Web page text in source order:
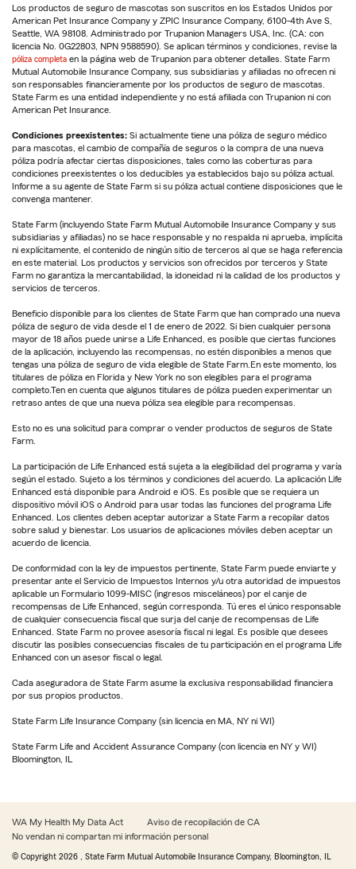
Los productos de seguro de mascotas son suscritos en los Estados Unidos por
American Pet Insurance Company y ZPIC Insurance Company, 6100-4th Ave S,
Seattle, WA 98108. Administrado por Trupanion Managers USA, Inc. (CA: con
licencia No. 0G22803, NPN 9588590). Se aplican términos y condiciones, revise la
póliza completa en la página web de Trupanion para obtener detalles. State Farm
Mutual Automobile Insurance Company, sus subsidiarias y afiliadas no ofrecen ni
son responsables financieramente por los productos de seguro de mascotas.
State Farm es una entidad independiente y no está afiliada con Trupanion ni con
American Pet Insurance.
Condiciones preexistentes: Si actualmente tiene una póliza de seguro médico
para mascotas, el cambio de compañía de seguros o la compra de una nueva
póliza podría afectar ciertas disposiciones, tales como las coberturas para
condiciones preexistentes o los deducibles ya establecidos bajo su póliza actual.
Informe a su agente de State Farm si su póliza actual contiene disposiciones que le
convenga mantener.
State Farm (incluyendo State Farm Mutual Automobile Insurance Company y sus
subsidiarias y afiliadas) no se hace responsable y no respalda ni aprueba, implícita
ni explícitamente, el contenido de ningún sitio de terceros al que se haga referencia
en este material. Los productos y servicios son ofrecidos por terceros y State
Farm no garantiza la mercantabilidad, la idoneidad ni la calidad de los productos y
servicios de terceros.
Beneficio disponible para los clientes de State Farm que han comprado una nueva
póliza de seguro de vida desde el 1 de enero de 2022. Si bien cualquier persona
mayor de 18 años puede unirse a Life Enhanced, es posible que ciertas funciones
de la aplicación, incluyendo las recompensas, no estén disponibles a menos que
tengas una póliza de seguro de vida elegible de State Farm.En este momento, los
titulares de póliza en Florida y New York no son elegibles para el programa
completo.Ten en cuenta que algunos titulares de póliza pueden experimentar un
retraso antes de que una nueva póliza sea elegible para recompensas.
Esto no es una solicitud para comprar o vender productos de seguros de State
Farm.
La participación de Life Enhanced está sujeta a la elegibilidad del programa y varía
según el estado. Sujeto a los términos y condiciones del acuerdo. La aplicación Life
Enhanced está disponible para Android e iOS. Es posible que se requiera un
dispositivo móvil iOS o Android para usar todas las funciones del programa Life
Enhanced. Los clientes deben aceptar autorizar a State Farm a recopilar datos
sobre salud y bienestar. Los usuarios de aplicaciones móviles deben aceptar un
acuerdo de licencia.
De conformidad con la ley de impuestos pertinente, State Farm puede enviarte y
presentar ante el Servicio de Impuestos Internos y/u otra autoridad de impuestos
aplicable un Formulario 1099-MISC (ingresos misceláneos) por el canje de
recompensas de Life Enhanced, según corresponda. Tú eres el único responsable
de cualquier consecuencia fiscal que surja del canje de recompensas de Life
Enhanced. State Farm no provee asesoría fiscal ni legal. Es posible que desees
discutir las posibles consecuencias fiscales de tu participación en el programa Life
Enhanced con un asesor fiscal o legal.
Cada aseguradora de State Farm asume la exclusiva responsabilidad financiera
por sus propios productos.
State Farm Life Insurance Company (sin licencia en MA, NY ni WI)
State Farm Life and Accident Assurance Company (con licencia en NY y WI)
Bloomington, IL
WA My Health My Data Act
Aviso de recopilación de CA
No vendan ni compartan mi información personal
© Copyright 2026 , State Farm Mutual Automobile Insurance Company, Bloomington, IL